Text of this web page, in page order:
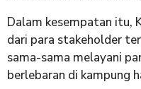
Dalam kesempatan itu,
dari para stakeholder
sama-sama melayani
berlebaran di kampung